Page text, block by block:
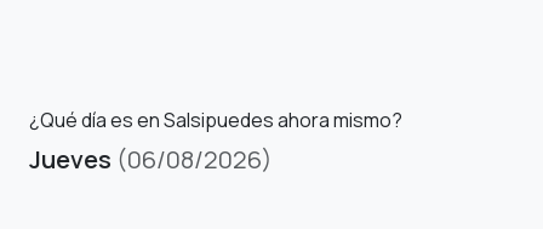
¿Qué día es en Salsipuedes ahora mismo?
Jueves (06/08/2026)